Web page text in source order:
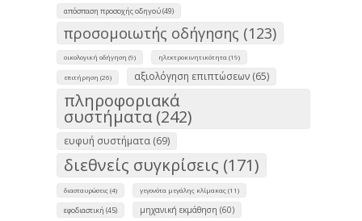
απόσπαση προσοχής οδηγού (49)
προσομοιωτής οδήγησης (123)
οικολογική οδήγηση (9) ηλεκτροκινητικότητα (19)
επιτήρηση (26) αξιολόγηση επιπτώσεων (65)
πληροφοριακά
συστήματα (242)
ευφυή συστήματα (69)
διεθνείς συγκρίσεις (171)
διασταυρώσεις (4) γεγονότα μεγάλης κλίμακας (11)
εφοδιαστική (45) μηχανική εκμάθηση (60)